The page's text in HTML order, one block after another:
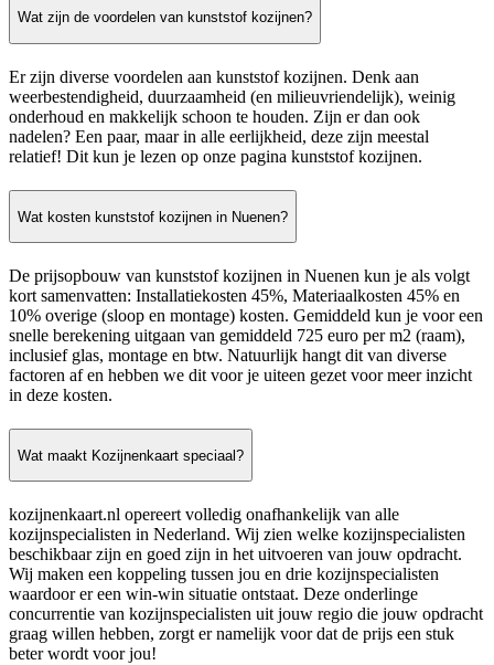
Wat zijn de voordelen van kunststof kozijnen?
Er zijn diverse voordelen aan kunststof kozijnen. Denk aan
weerbestendigheid, duurzaamheid (en milieuvriendelijk), weinig
onderhoud en makkelijk schoon te houden. Zijn er dan ook
nadelen? Een paar, maar in alle eerlijkheid, deze zijn meestal
relatief! Dit kun je lezen op onze pagina kunststof kozijnen.
Wat kosten kunststof kozijnen in Nuenen?
De prijsopbouw van kunststof kozijnen in Nuenen kun je als volgt
kort samenvatten: Installatiekosten 45%, Materiaalkosten 45% en
10% overige (sloop en montage) kosten. Gemiddeld kun je voor een
snelle berekening uitgaan van gemiddeld 725 euro per m2 (raam),
inclusief glas, montage en btw. Natuurlijk hangt dit van diverse
factoren af en hebben we dit voor je uiteen gezet voor meer inzicht
in deze kosten.
Wat maakt Kozijnenkaart speciaal?
kozijnenkaart.nl opereert volledig onafhankelijk van alle
kozijnspecialisten in Nederland. Wij zien welke kozijnspecialisten
beschikbaar zijn en goed zijn in het uitvoeren van jouw opdracht.
Wij maken een koppeling tussen jou en drie kozijnspecialisten
waardoor er een win-win situatie ontstaat. Deze onderlinge
concurrentie van kozijnspecialisten uit jouw regio die jouw opdracht
graag willen hebben, zorgt er namelijk voor dat de prijs een stuk
beter wordt voor jou!